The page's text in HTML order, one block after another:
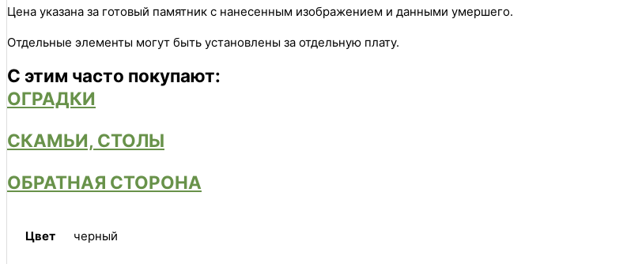
Цена указана за готовый памятник с нанесенным изображением и данными умершего.
Отдельные элементы могут быть установлены за отдельную плату.
С этим часто покупают:
ОГРАДКИ
СКАМЬИ, СТОЛЫ
ОБРАТНАЯ СТОРОНА
Цвет черный